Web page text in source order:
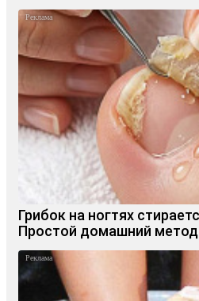
Грибок на ногтях
Простой домашний метод